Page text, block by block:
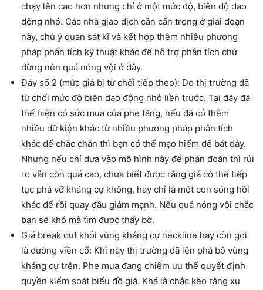
chạy lên cao hơn nhưng chỉ ở một mức độ, biên độ dao
động nhỏ. Các nhà giao dịch cần cẩn trọng ở giai đoạn
này, chú ý quan sát kĩ và kết hợp thêm nhiều phương
pháp phân tích kỹ thuật khác để hỗ trợ phân tích chứ
đừng nên quá nóng vội ở đây.
Đáy số 2 (mức giá bị từ chối tiếp theo): Do thị trường đã
từ chối mức độ biên dao động nhỏ liền trước. Tại đây đã
thể hiện có sức mua của phe tăng, nếu đã có thêm
nhiều dữ kiện khác từ nhiều phương pháp phân tích
khác để chắc chắn thì bạn có thể mạo hiểm để bắt đáy.
Nhưng nếu chỉ dựa vào mô hình này để phán đoán thì rủi
ro vẫn còn quá cao, chưa biết được rằng giá có thể tiếp
tục phá vỡ kháng cự không, hay chỉ là một con sóng hồi
khác để rồi quay đầu giảm mạnh. Nếu quá nóng vội chắc
bạn sẽ khó mà tìm được thấy bờ.
Giá break out khỏi vùng kháng cự neckline hay còn gọi
là đường viền cổ: Khi này thị trường đã lên phá bỏ vùng
kháng cự trên. Phe mua đang chiếm ưu thế quyết định
quyền kiểm soát biểu đồ giá. Khá là chắc kèo rằng xu